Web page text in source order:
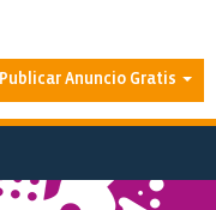
Publicar Anuncio Gratis